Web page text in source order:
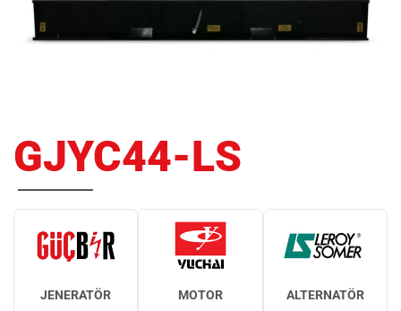
GJYC44-LS
JENERATÖR MOTOR ALTERNATÖR